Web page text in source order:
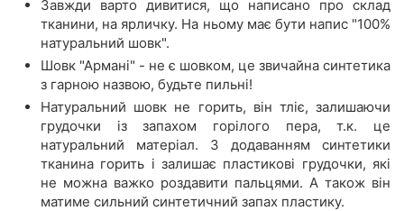
Завжди варто дивитися, що написано про склад
тканини, на ярличку. На ньому має бути напис "100%
натуральний шовк".
Шовк "Армані" - не є шовком, це звичайна синтетика
з гарною назвою, будьте пильні!
Натуральний шовк не горить, він тліє, залишаючи
грудочки із запахом горілого пера, т.к. це
натуральний матеріал. З додаванням синтетики
тканина горить і залишає пластикові грудочки, які
не можна важко роздавити пальцями. А також він
матиме сильний синтетичний запах пластику.